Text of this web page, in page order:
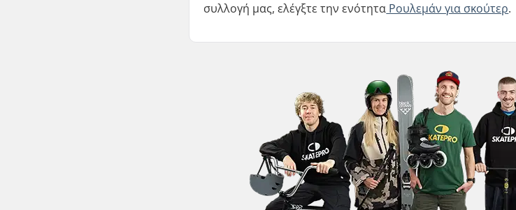
συλλογή μας, ελέγξτε την ενότητα Ρουλεμάν για σκούτερ.